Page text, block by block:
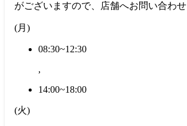
がございますので、店舗へお問い合わ
(月 )
08:30~12:30
,
14:00~18:00
(火)